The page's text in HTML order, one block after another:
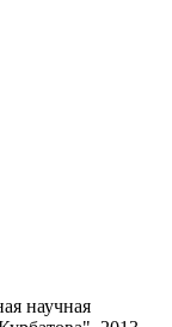
научная